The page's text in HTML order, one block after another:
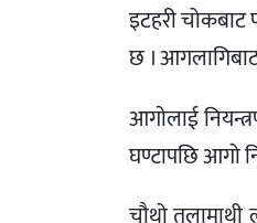
इटहरी चोकबाट
छ ।
आगाेलाई
घण्टापछि आगो